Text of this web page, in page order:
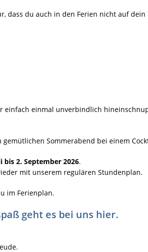
dass du auch in den Ferien nicht auf
einfach einmal unverbindlich
Sommerabend bei einem
bis 2. September 2026.
mit unserem regulären Stundenplan.
im Ferienplan.
geht es bei uns hier.